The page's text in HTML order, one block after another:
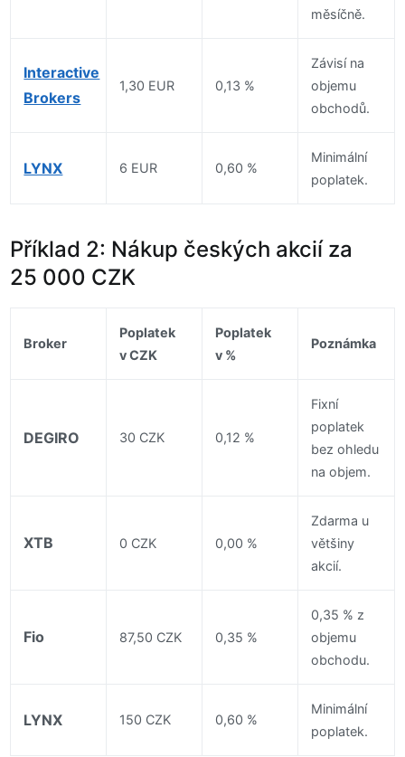
měsíčně.
Interactive
Brokers
1,30 EUR 0,13 %
Závisí na
objemu
obchodů.
LYNX 6 EUR 0,60 %
Minimální
poplatek.
Příklad 2: Nákup českých akcií za
25 000 CZK
Broker
Poplatek
v CZK
Poplatek
v %
Poznámka
DEGIRO 30 CZK 0,12 %
Fixní
poplatek
bez ohledu
na objem.
XTB 0 CZK 0,00 %
Zdarma u
většiny
akcií.
Fio 87,50 CZK 0,35 %
0,35 % z
objemu
obchodu.
LYNX 150 CZK 0,60 %
Minimální
poplatek.